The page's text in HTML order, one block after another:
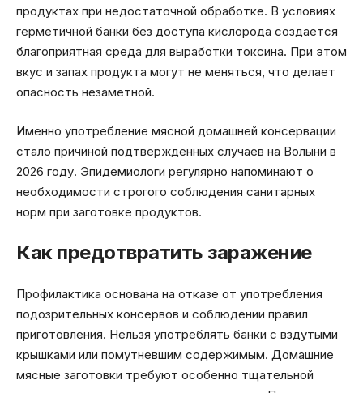
продуктах при недостаточной обработке. В условиях
герметичной банки без доступа кислорода создается
благоприятная среда для выработки токсина. При этом
вкус и запах продукта могут не меняться, что делает
опасность незаметной.
Именно употребление мясной домашней консервации
стало причиной подтвержденных случаев на Волыни в
2026 году. Эпидемиологи регулярно напоминают о
необходимости строгого соблюдения санитарных
норм при заготовке продуктов.
Как предотвратить заражение
Профилактика основана на отказе от употребления
подозрительных консервов и соблюдении правил
приготовления. Нельзя употреблять банки с вздутыми
крышками или помутневшим содержимым. Домашние
мясные заготовки требуют особенно тщательной